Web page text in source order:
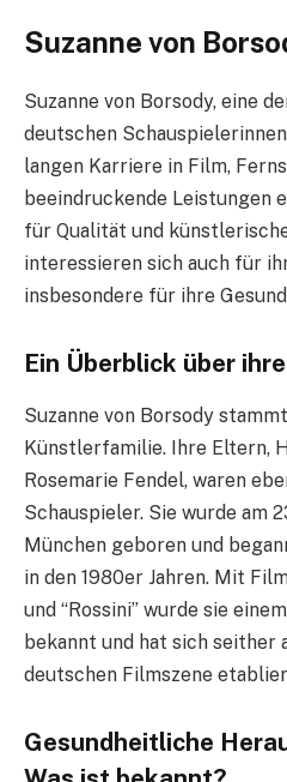
Suzanne von
Suzanne von Borsody, eine
deutschen
langen Karriere in Film,
beeindruckende Leistungen
für Qualität und
interessieren sich auch für
insbesondere für ihre
Ein Überblick über
Suzanne von Borsody
Künstlerfamilie. Ihre Eltern,
Rosemarie Fendel, waren
Schauspieler. Sie wurde am
München geboren und
in den 1980er Jahren. Mit
und “Rossini” wurde sie
bekannt und hat sich seither
deutschen Filmszene
Gesundheitliche